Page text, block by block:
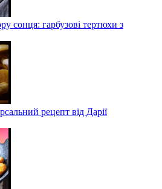
сонця: гарбузові тертюхи з
рецепт від Дарії